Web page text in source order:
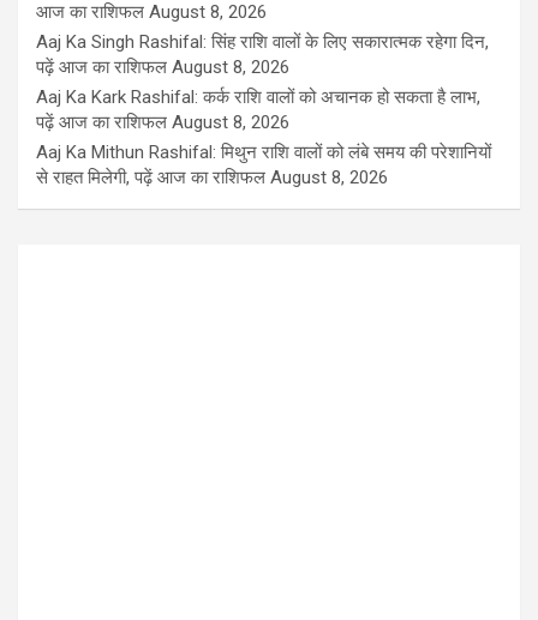
आज का राशिफल August 8, 2026
Aaj Ka Singh Rashifal: सिंह राशि वालों के लिए सकारात्मक रहेगा दिन,
पढ़ें आज का राशिफल August 8, 2026
Aaj Ka Kark Rashifal: कर्क राशि वालों को अचानक हो सकता है लाभ,
पढ़ें आज का राशिफल August 8, 2026
Aaj Ka Mithun Rashifal: मिथुन राशि वालों को लंबे समय की परेशानियों
से राहत मिलेगी, पढ़ें आज का राशिफल August 8, 2026